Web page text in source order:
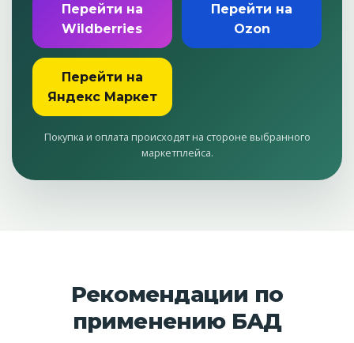
Перейти на
Wildberries
Перейти на
Ozon
Перейти на
Яндекс Маркет
Покупка и оплата происходят на стороне выбранного
маркетплейса.
Рекомендации по
применению БАД